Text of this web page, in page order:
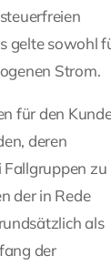
gelte sowohl
Strom.
für den
deren
zu
der in Rede
als
der